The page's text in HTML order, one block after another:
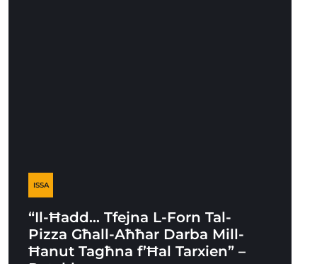
ISSA
“Il-Ħadd… Tfejna L-Forn Tal-
Pizza Għall-Aħħar Darba Mill-
Ħanut Tagħna f’Ħal Tarxien” –